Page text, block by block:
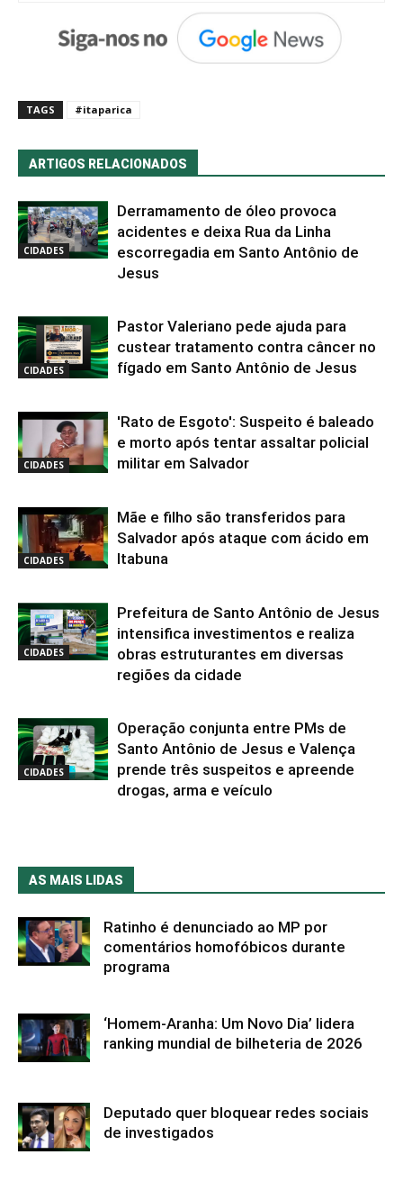
TAGS #itaparica
ARTIGOS RELACIONADOS
CIDADES
Derramamento de óleo provoca
acidentes e deixa Rua da Linha
escorregadia em Santo Antônio de
Jesus
CIDADES
Pastor Valeriano pede ajuda para
custear tratamento contra câncer no
fígado em Santo Antônio de Jesus
CIDADES
'Rato de Esgoto': Suspeito é baleado
e morto após tentar assaltar policial
militar em Salvador
CIDADES
Mãe e filho são transferidos para
Salvador após ataque com ácido em
Itabuna
CIDADES
Prefeitura de Santo Antônio de Jesus
intensifica investimentos e realiza
obras estruturantes em diversas
regiões da cidade
CIDADES
Operação conjunta entre PMs de
Santo Antônio de Jesus e Valença
prende três suspeitos e apreende
drogas, arma e veículo
AS MAIS LIDAS
Ratinho é denunciado ao MP por
comentários homofóbicos durante
programa
‘Homem-Aranha: Um Novo Dia’ lidera
ranking mundial de bilheteria de 2026
Deputado quer bloquear redes sociais
de investigados